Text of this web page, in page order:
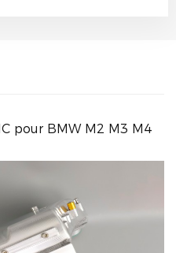
pour BMW M2 M3 M4